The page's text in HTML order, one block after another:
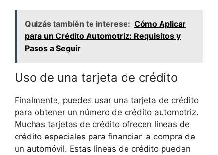
Quizás también te interese: Cómo Aplicar
para un Crédito Automotriz: Requisitos y
Pasos a Seguir
Uso de una tarjeta de crédito
Finalmente, puedes usar una tarjeta de crédito
para obtener un número de crédito automotriz.
Muchas tarjetas de crédito ofrecen líneas de
crédito especiales para financiar la compra de
un automóvil. Estas líneas de crédito pueden